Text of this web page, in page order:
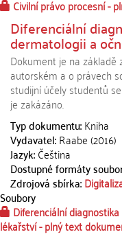
Civilní právo procesní -
Diferenciální
dermatologii a
Dokument je na základě
autorském a o právech
studijní účely studentů
je zakázáno.
Typ dokumentu:Kniha
Vydavatel:Raabe (2016)
Jazyk:Čeština
Dostupné formáty
Zdrojová sbírka:
Soubory
Diferenciální
lékařství - plný text